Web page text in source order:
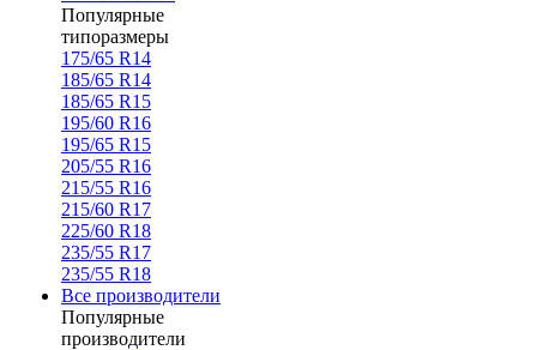
Популярные
типоразмеры
175/65 R14
185/65 R14
185/65 R15
195/60 R16
195/65 R15
205/55 R16
215/55 R16
215/60 R17
225/60 R18
235/55 R17
235/55 R18
Все производители
Популярные
производители